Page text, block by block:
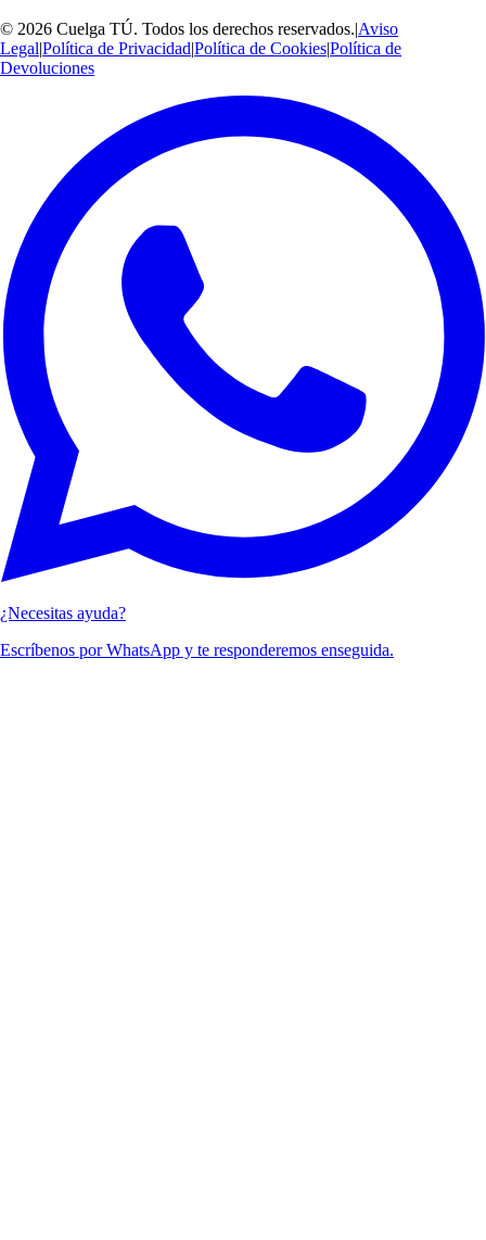
© 2026 Cuelga TÚ. Todos los derechos reservados.|Aviso
Legal|Política de Privacidad|Política de Cookies|Política de
Devoluciones
¿Necesitas ayuda?
Escríbenos por WhatsApp y te responderemos enseguida.